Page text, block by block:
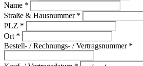
Name *
Straße & Hausnummer *
PLZ *
Ort *
Bestell- / Rechnungs- / Vertragsnummer *